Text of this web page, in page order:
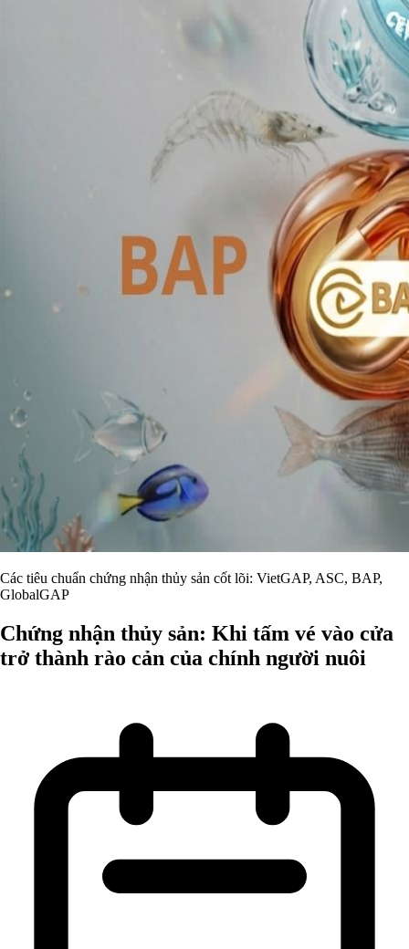
Các tiêu chuẩn chứng nhận thủy sản cốt lõi: VietGAP, ASC, BAP,
GlobalGAP
Chứng nhận thủy sản: Khi tấm vé vào cửa
trở thành rào cản của chính người nuôi